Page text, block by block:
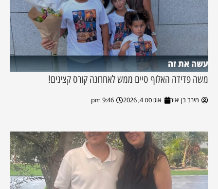
עשה את זה
משה פדידה האלוף סיים ממש לאחרונה קורס קצינים!
מירב בן יאיר אוגוסט 4, 2026 9:46 pm